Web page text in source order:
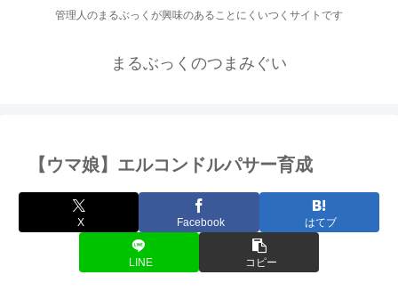
管理人のまるぶっくが興味のあることにくいつくサイトです
まるぶっくのつまみぐい
【ウマ娘】エルコンドルパサー育成
X Facebook はてブ
LINE コピー